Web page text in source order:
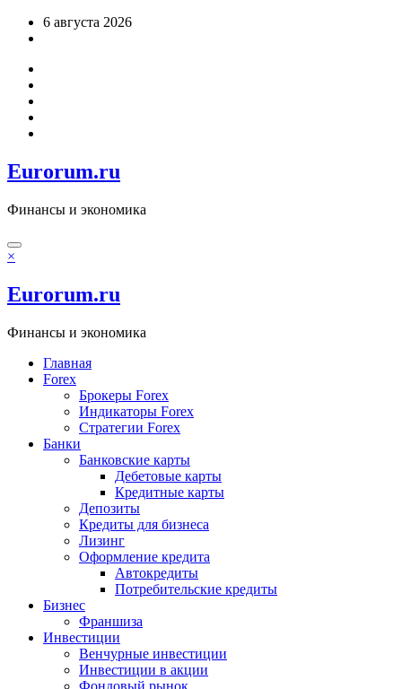
Перейти6 августа 2026
Eurorum.ru
Финансы и экономика
×
Eurorum.ru
Финансы и экономика
Главная
Forex
Брокеры Forex
Индикаторы Forex
Стратегии Forex
Банки
Банковские карты
Дебетовые карты
Кредитные карты
Депозиты
Кредиты для бизнеса
Лизинг
Оформление кредита
Автокредиты
Потребительские кредиты
Бизнес
Франшиза
Инвестиции
Венчурные инвестиции
Инвестиции в акции
Фондовый рынок